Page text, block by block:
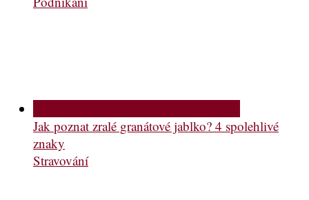
Jak poznat zralé granátové jablko? 4 spolehlivé
znaky
Stravování